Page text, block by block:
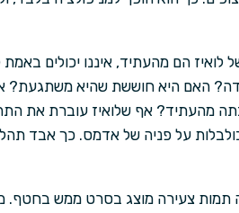
הם מהעתיד, איננו יכולים
האם היא חוששת שהיא משתגעת?
בתה מהעתיד? אף שלואיז עוברת את
על פניה של אדמס. כך אבד
תמות צעירה מוצג בסרט ממש בחטף.